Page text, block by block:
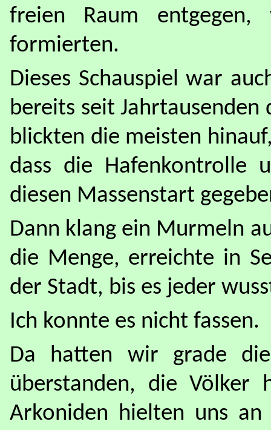
freien Raum
formierten.
Dieses Schauspiel war
bereits seit Jahrtausenden
blickten die meisten
dass die Hafenkontrolle
diesen Massenstart
Dann klang ein Murmeln
die Menge, erreichte in
der Stadt, bis es jeder
Ich konnte es nicht fassen.
Da hatten wir grade
überstanden, die Völker
Arkoniden hielten uns an